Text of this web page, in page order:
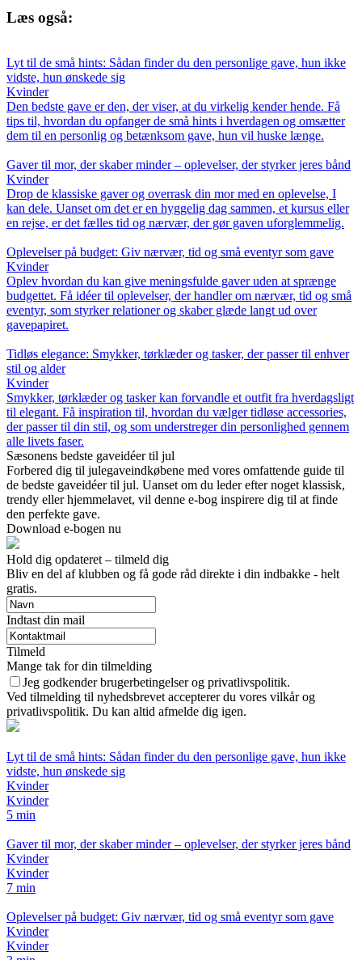
Læs også:
Lyt til de små hints: Sådan finder du den personlige gave, hun ikke
vidste, hun ønskede sig
Kvinder
Den bedste gave er den, der viser, at du virkelig kender hende. Få
tips til, hvordan du opfanger de små hints i hverdagen og omsætter
dem til en personlig og betænksom gave, hun vil huske længe.
Gaver til mor, der skaber minder – oplevelser, der styrker jeres bånd
Kvinder
Drop de klassiske gaver og overrask din mor med en oplevelse, I
kan dele. Uanset om det er en hyggelig dag sammen, et kursus eller
en rejse, er det fælles tid og nærvær, der gør gaven uforglemmelig.
Oplevelser på budget: Giv nærvær, tid og små eventyr som gave
Kvinder
Oplev hvordan du kan give meningsfulde gaver uden at sprænge
budgettet. Få idéer til oplevelser, der handler om nærvær, tid og små
eventyr, som styrker relationer og skaber glæde langt ud over
gavepapiret.
Tidløs elegance: Smykker, tørklæder og tasker, der passer til enhver
stil og alder
Kvinder
Smykker, tørklæder og tasker kan forvandle et outfit fra hverdagsligt
til elegant. Få inspiration til, hvordan du vælger tidløse accessories,
der passer til din stil, og som understreger din personlighed gennem
alle livets faser.
Sæsonens bedste gaveidéer til jul
Forbered dig til julegaveindkøbene med vores omfattende guide til
de bedste gaveidéer til jul. Uanset om du leder efter noget klassisk,
trendy eller hjemmelavet, vil denne e-bog inspirere dig til at finde
den perfekte gave.
Download e-bogen nu
Hold dig opdateret – tilmeld dig
Bliv en del af klubben og få gode råd direkte i din indbakke - helt
gratis.
Indtast din mail
Tilmeld
Mange tak for din tilmelding
Jeg godkender brugerbetingelser og privatlivspolitik.
Ved tilmelding til nyhedsbrevet accepterer du vores vilkår og
privatlivspolitik. Du kan altid afmelde dig igen.
Lyt til de små hints: Sådan finder du den personlige gave, hun ikke
vidste, hun ønskede sig
Kvinder
Kvinder
5 min
Gaver til mor, der skaber minder – oplevelser, der styrker jeres bånd
Kvinder
Kvinder
7 min
Oplevelser på budget: Giv nærvær, tid og små eventyr som gave
Kvinder
Kvinder